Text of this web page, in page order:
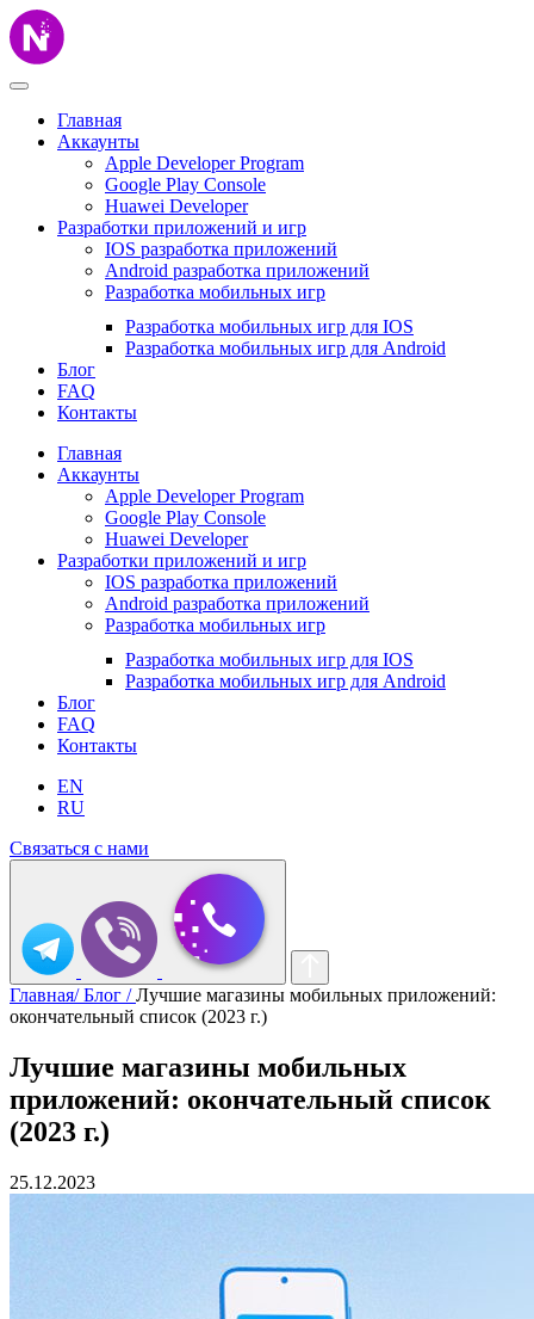
Главная
Аккаунты
Apple Developer Program
Google Play Console
Huawei Developer
Разработки приложений и игр
IOS разработка приложений
Android разработка приложений
Разработка мобильных игр
Разработка мобильных игр для IOS
Разработка мобильных игр для Android
Блог
FAQ
Контакты
Главная
Аккаунты
Apple Developer Program
Google Play Console
Huawei Developer
Разработки приложений и игр
IOS разработка приложений
Android разработка приложений
Разработка мобильных игр
Разработка мобильных игр для IOS
Разработка мобильных игр для Android
Блог
FAQ
Контакты
EN
RU
Связаться с нами
Главная/Блог /Лучшие магазины мобильных приложений:
окончательный список (2023 г.)
Лучшие магазины мобильных
приложений: окончательный список
(2023 г.)
25.12.2023